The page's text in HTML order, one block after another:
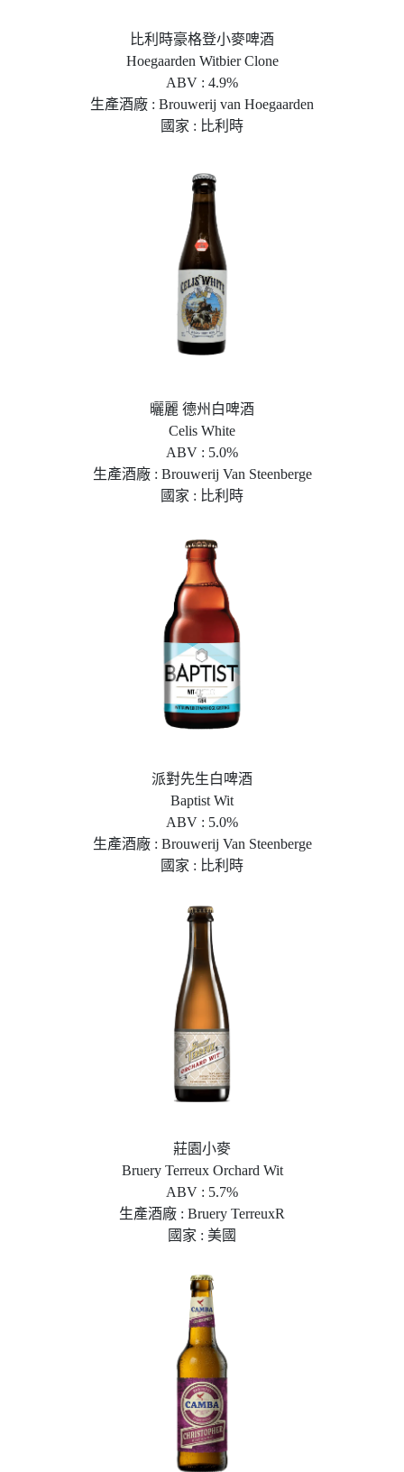
比利時豪格登小麥啤酒
Hoegaarden Witbier Clone
ABV : 4.9%
生產酒廠 : Brouwerij van Hoegaarden
國家 : 比利時
曬麗 德州白啤酒
Celis White
ABV : 5.0%
生產酒廠 : Brouwerij Van Steenberge
國家 : 比利時
派對先生白啤酒
Baptist Wit
ABV : 5.0%
生產酒廠 : Brouwerij Van Steenberge
國家 : 比利時
莊園小麥
Bruery Terreux Orchard Wit
ABV : 5.7%
生產酒廠 : Bruery TerreuxR
國家 : 美國